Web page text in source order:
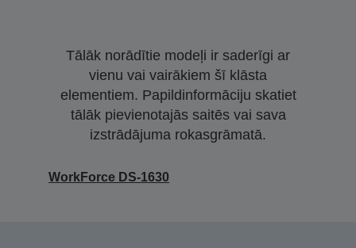
Tālāk norādītie modeļi ir saderīgi ar
vienu vai vairākiem šī klāsta
elementiem. Papildinformāciju skatiet
tālāk pievienotajās saitēs vai sava
izstrādājuma rokasgrāmatā.
WorkForce DS-1630